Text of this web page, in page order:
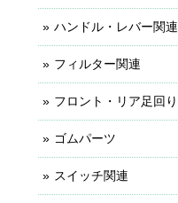
ハンドル・レバー関連
フィルター関連
フロント・リア足回り
ゴムパーツ
スイッチ関連